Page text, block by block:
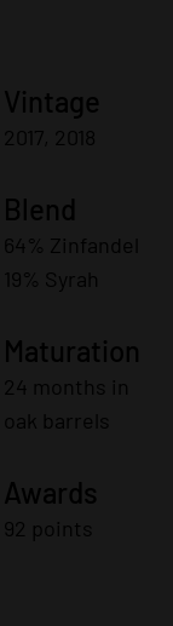
Vintage
2017, 2018
Blend
64% Zinfandel
19% Syrah
Maturation
24 months in
oak barrels
Awards
92 points